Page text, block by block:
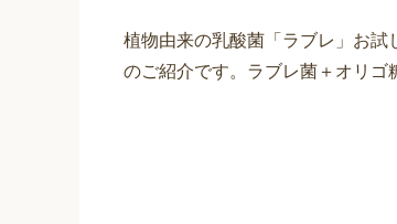
植物由来の乳酸菌「ラブレ」お試
のご紹介です。ラブレ菌＋オリゴ